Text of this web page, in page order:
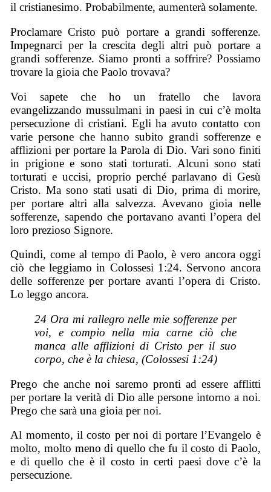
il cristianesimo. Probabilmente, aumenterà solamente.
Proclamare Cristo può portare a grandi sofferenze.
Impegnarci per la crescita degli altri può portare a
grandi sofferenze. Siamo pronti a soffrire? Possiamo
trovare la gioia che Paolo trovava?
Voi sapete che ho un fratello che lavora
evangelizzando mussulmani in paesi in cui c’è molta
persecuzione di cristiani. Egli ha avuto contatto con
varie persone che hanno subito grandi sofferenze e
afflizioni per portare la Parola di Dio. Vari sono finiti
in prigione e sono stati torturati. Alcuni sono stati
torturati e uccisi, proprio perché parlavano di Gesù
Cristo. Ma sono stati usati di Dio, prima di morire,
per portare altri alla salvezza. Avevano gioia nelle
sofferenze, sapendo che portavano avanti l’opera del
loro prezioso Signore.
Quindi, come al tempo di Paolo, è vero ancora oggi
ciò che leggiamo in Colossesi 1:24. Servono ancora
delle sofferenze per portare avanti l’opera di Cristo.
Lo leggo ancora.
24 Ora mi rallegro nelle mie sofferenze per
voi, e compio nella mia carne ciò che
manca alle afflizioni di Cristo per il suo
corpo, che è la chiesa, (Colossesi 1:24)
Prego che anche noi saremo pronti ad essere afflitti
per portare la verità di Dio alle persone intorno a noi.
Prego che sarà una gioia per noi.
Al momento, il costo per noi di portare l’Evangelo è
molto, molto meno di quello che fu il costo di Paolo,
e di quello che è il costo in certi paesi dove c’è la
persecuzione.